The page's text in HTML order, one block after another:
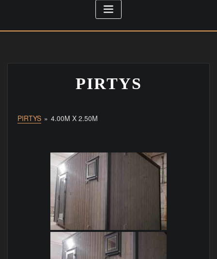
PIRTYS
PIRTYS » 4.00M X 2.50M